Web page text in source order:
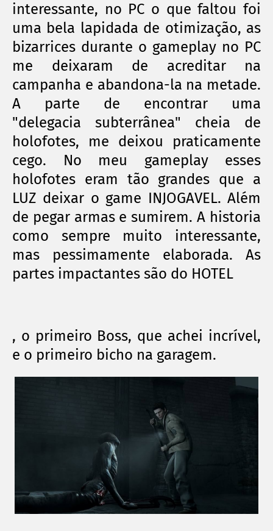
interessante, no PC o que faltou foi
uma bela lapidada de otimização, as
bizarrices durante o gameplay no PC
me deixaram de acreditar na
campanha e abandona-la na metade.
A parte de encontrar uma
"delegacia subterrânea" cheia de
holofotes, me deixou praticamente
cego. No meu gameplay esses
holofotes eram tão grandes que a
LUZ deixar o game INJOGAVEL. Além
de pegar armas e sumirem. A historia
como sempre muito interessante,
mas pessimamente elaborada. As
partes impactantes são do HOTEL
, o primeiro Boss, que achei incrível,
e o primeiro bicho na garagem.